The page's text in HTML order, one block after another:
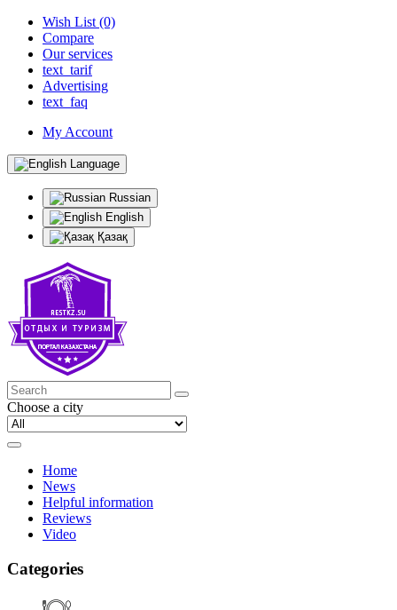
Wish List (0)
Compare
Our services
text_tarif
Advertising
text_faq
My Account
Language
Russian
English
Қазақ
Choose a city
Home
News
Helpful information
Reviews
Video
Categories